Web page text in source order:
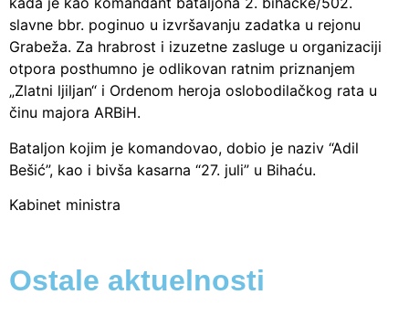
slavne bbr. poginuo u izvršavanju zadatka u rejonu
Grabeža. Za hrabrost i izuzetne zasluge u organizaciji
otpora posthumno je odlikovan ratnim priznanjem
„Zlatni ljiljan“ i Ordenom heroja oslobodilačkog rata u
činu majora ARBiH.
Bataljon kojim je komandovao, dobio je naziv “Adil
Bešić”, kao i bivša kasarna “27. juli” u Bihaću.
Kabinet ministra
Ostale aktuelnosti